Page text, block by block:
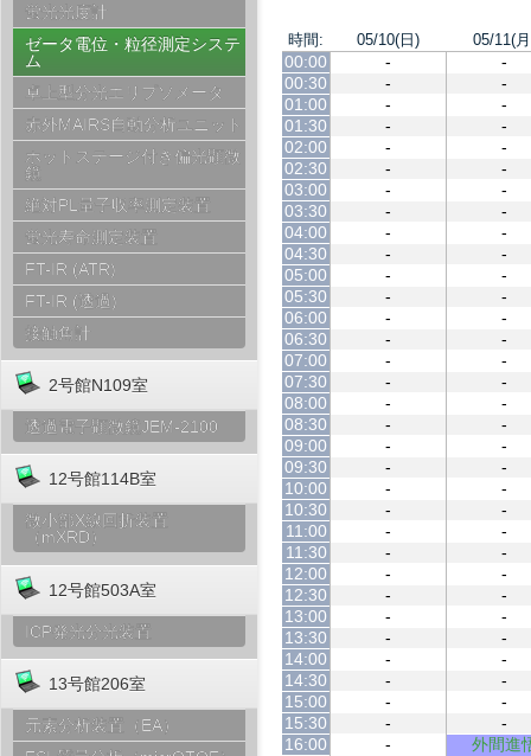
蛍光光度計
ゼータ電位・粒径測定システ
ム
卓上型分光エリプソメータ
赤外MAIRS自動分析ユニット
ホットステージ付き偏光顕微
鏡
絶対PL量子収率測定装置
蛍光寿命測定装置
FT-IR (ATR)
FT-IR (透過)
接触角計
2号館N109室
透過電子顕微鏡JEM-2100
12号館114B室
微小部X線回折装置
（mXRD）
12号館503A室
ICP発光分光装置
13号館206室
元素分析装置（EA）
時間: 05/10(日) 05/11(
00:00 -
-
00:30
-
-
01:00
-
-
01:30
-
-
02:00
-
-
02:30
-
-
03:00
-
-
03:30
-
-
04:00
-
-
04:30
-
-
05:00
-
-
05:30
-
-
06:00
-
-
06:30
-
-
07:00
-
-
07:30
-
-
08:00
-
-
08:30
-
-
09:00
-
-
09:30
-
-
10:00
-
-
10:30
-
-
11:00
-
-
11:30
-
-
12:00
-
-
12:30
-
-
13:00
-
-
13:30
-
-
14:00
-
-
14:30
-
-
15:00
-
-
15:30
-
-
16:00
-
外間進